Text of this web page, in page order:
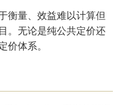
衡量、效益难以计算但
。无论是纯公共定价还
价体系。